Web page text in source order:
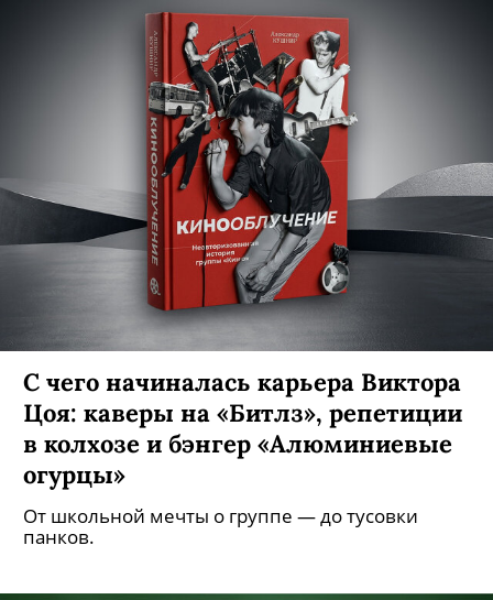
С чего начиналась карьера Виктора
Цоя: каверы на «Битлз», репетиции
в колхозе и бэнгер «Алюминиевые
огурцы»
От школьной мечты о группе — до тусовки
панков.